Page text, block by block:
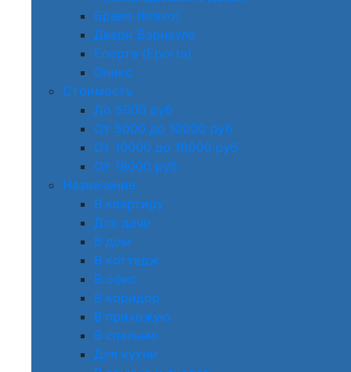
Браво (Bravo)
Двери Барнаула
Епорта (Eporta)
Оникс
Стоимость
До 5000 руб
От 5000 до 10000 руб
От 10000 до 18000 руб
От 18000 руб
Назначение
В квартиру
Для дачи
В дом
В коттедж
В офис
В коридор
В прихожую
В спальню
Для кухни